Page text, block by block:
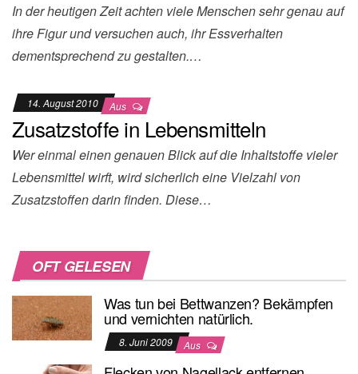
In der heutigen Zeit achten viele Menschen sehr genau auf
ihre Figur und versuchen auch, ihr Essverhalten
dementsprechend zu gestalten.…
14. August 2010 Aus
Zusatzstoffe in Lebensmitteln
Wer einmal einen genauen Blick auf die Inhaltstoffe vieler
Lebensmittel wirft, wird sicherlich eine Vielzahl von
Zusatzstoffen darin finden. Diese…
OFT GELESEN
Was tun bei Bettwanzen? Bekämpfen
und vernichten natürlich.
8. Juni 2009 Aus